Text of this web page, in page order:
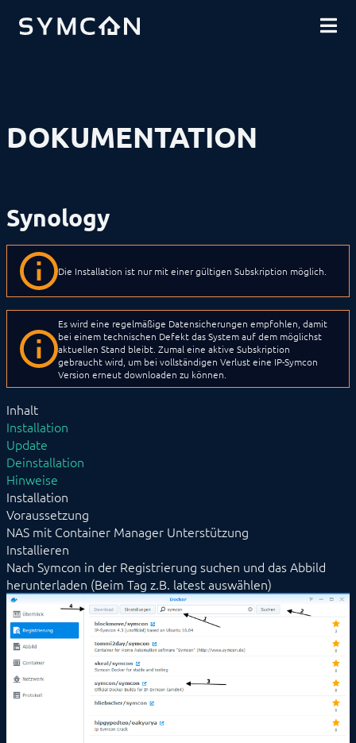
COMMUNITY
DOKUMENTATION
EINFÜHRUNG
INSTALLATION
QNAP
Synology
Plattformwechsel
Lizenzverwaltung
Migrationen
SICHERHEIT
DATENSICHERUNG
GRUNDLAGEN
KOMPONENTEN
VORGEHENSWEISEN
MODULREFERENZ
BEFEHLSREFERENZ
ENTWICKLERBEREICH
Synology
Die Installation ist nur mit einer gültigen Subskription möglich.
Es wird eine regelmäßige Datensicherungen empfohlen, damit
bei einem technischen Defekt das System auf dem möglichst
aktuellen Stand bleibt. Zumal eine aktive Subskription
gebraucht wird, um bei vollständigen Verlust eine IP-Symcon
Version erneut downloaden zu können.
Inhalt
Installation
Update
Deinstallation
Hinweise
Installation
Voraussetzung
NAS mit Container Manager Unterstützung
Installieren
Nach Symcon in der Registrierung suchen und das Abbild
herunterladen (Beim Tag z.B. latest auswählen)